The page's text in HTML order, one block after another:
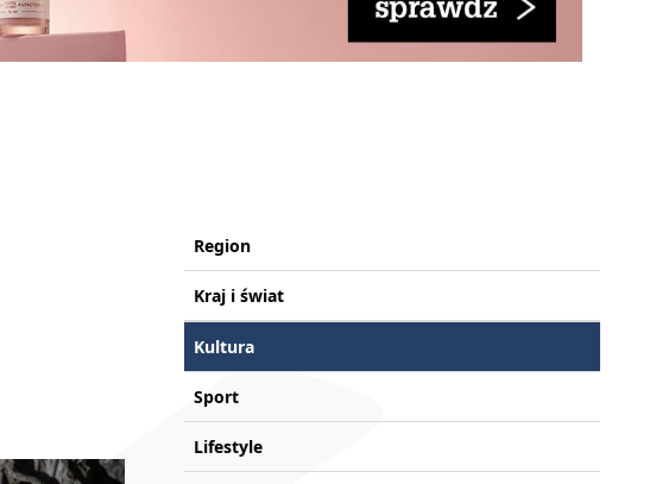
Region
Kraj i świat
Kultura
Sport
Lifestyle